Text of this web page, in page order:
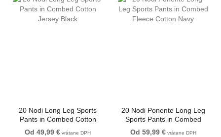
20 Nodi Long Leg Sports
Pants in Combed Cotton
Jersey Black
Od 49,99 € vrátane DPH
20 Nodi Ponente Long Leg
Sports Pants in Combed
Fleece Cotton Navy
Od 59,99 €vrátane DPH